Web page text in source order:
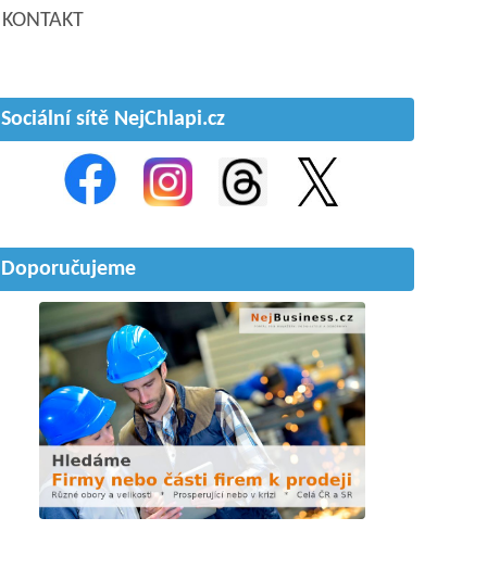
KONTAKT
Sociální sítě NejChlapi.cz
Doporučujeme